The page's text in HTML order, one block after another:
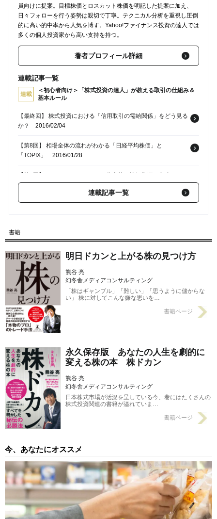
員向けに提案。目標株価とロスカット株価を明記した提案に加え、
日々フォローを行う姿勢は親切で丁寧。テクニカル分析を重視し圧倒
的に高い的中率から人気を博す。Yahoo!ファイナンス投資の達人では
多くの個人投資家から高い支持を持つ。
著者プロフィール詳細
連載記事一覧
連載
＜初心者向け＞「株式投資の達人」が教える取引の仕組み＆
基本ルール
【最終回】 株式投資における「信用取引の需給関係」をどう見る
か？
2016/02/04
【第8回】 相場全体の流れがわかる「日経平均株価」と
「TOPIX」
2016/01/28
【第7回】 PER、PBR、ROE――代表的な株価指標の意味と
は？2016/01/21
【第6回】 キャピタルゲインとインカムゲイン――どちらを狙う
【第5回】 最低限マスターしておきたい「板（気配値）」の見方
とは？2016/01/07
連載記事一覧
書籍
明日ドカンと上がる株の見つけ方
熊谷 亮
幻冬舎メディアコンサルティング
「株はギャンブル」「難しい」「思うように儲からな
い」 株に対してこんな嫌な思いを…
書籍ページ
永久保存版 あなたの人生を劇的に
変える株の本 株ドカン
熊谷 亮
幻冬舎メディアコンサルティング
日本株式市場が活況を呈している今、巷にはたくさんの
株式投資関連の書籍が溢れていま…
書籍ページ
今、あなたにオススメ